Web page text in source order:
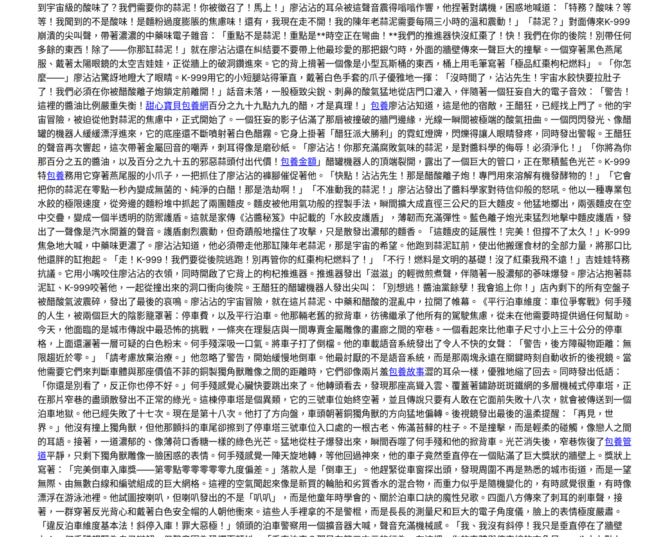
到宇宙級的酸味了？我們需要你的蒜泥！你被徵召了！馬上！」廖沾沾的耳朵被這聲音震得嗡嗡作響，他捏著對講機，困惑地喊道：「特務？酸味？等
等！我聞到的不是酸味！是麵粉過度膨脹的焦慮味！還有，我現在走不開！我的陳年老蒜泥需要每隔三小時的溫和震動！」「蒜泥？」對面傳來K-999
崩潰的尖叫聲，帶著濃濃的中藥味電子雜音：「重點不是蒜泥！重點是**時空正在彎曲！**我們的推進器快沒紅棗了！快！我們在你的後院！別帶任何
多餘的東西！除了——你那缸蒜泥！」就在廖沾沾還在糾結要不要帶上他最珍愛的那把銀勺時，外面的牆壁傳來一聲巨大的撞擊。一個穿著黑色燕尾
服、戴著太陽眼鏡的太空吉娃娃，正從牆上的破洞鑽進來。它的背上揹著一個像是小型瓦斯桶的東西，桶上用毛筆寫著「極品紅棗枸杞燃料」。「你怎
麼——」廖沾沾驚訝地瞪大了眼睛。K-999用它的小短腿站得筆直，戴著白色手套的爪子優雅地一揮：「沒時間了，沾沾先生！宇宙水餃快要拉肚子
了！我們必須在你被醋酸離子炮鎖定前離開！」話音未落，一股極致尖銳、刺鼻的酸氣猛地從店門口灌入，伴隨著一個狂妄自大的電子音效：「警告！
這裡的醬油比例嚴重失衡！甜心寶貝包養網百分之九十九點九九的醋，才是真理！」包養廖沾沾知道，這是他的宿敵，王醋狂，已經找上門了。他的宇
宙冒險，被迫從他對蒜泥的焦慮中，正式開始了。一個狂妄的影子佔滿了那扇被撞破的牆門邊緣，光線一瞬間被極端的酸氣扭曲。一個閃閃發光、像醋
罐的機器人緩緩漂浮進來，它的底座還不斷噴射著白色醋霧。它身上掛著「醋狂派大勝利」的霓虹燈牌，閃爍得讓人眼睛發疼，同時發出警報。王醋狂
的聲音再次響起，這次帶著金屬回音的嘲弄，刺耳得像是磨砂紙。「廖沾沾！你那充滿腐敗氣味的蒜泥，是對醬料學的侮辱！必須淨化！」「你將為你
那百分之五的醬油，以及百分之九十五的邪惡蒜頭付出代價！包養金額 」醋罐機器人的頂端裂開，露出了一個巨大的管口，正在聚積藍色光芒。K-999
特包養務用它穿著燕尾服的小爪子，一把抓住了廖沾沾的褲腳催促著他。「快點！沾沾先生！那是醋酸離子炮！專門用來溶解有機發酵物的！」「它會
把你的蒜泥在零點一秒內變成無菌的、純淨的白醋！那是浩劫啊！」「不准動我的蒜泥！」廖沾沾發出了醬料學家對待信仰般的怒吼。他以一種專業包
水餃的極限速度，從旁邊的麵粉堆中抓起了兩團麵皮。麵皮被他用氣功般的捏製手法，瞬間擴大成直徑三公尺的巨大麵皮。他猛地擲出，兩張麵皮在空
中交疊，變成一個半透明的防禦護盾。這就是家傳《沾醬秘笈》中記載的「水餃皮護盾」，薄韌而充滿彈性。藍色離子炮光束猛烈地擊中麵皮護盾，發
出了一聲像是汽水開蓋的聲音。護盾劇烈震動，但奇蹟般地擋住了攻擊，只是散發出濃郁的麵香。「這麵皮的延展性！完美！但撐不了太久！」K-999
焦急地大喊，中藥味更濃了。廖沾沾知道，他必須帶走他那缸陳年老蒜泥，那是宇宙的希望。他跑到蒜泥缸前，使出他搬運食材的全部力量，將那口比
他還胖的缸抱起。「走！K-999！我們要從後院逃跑！別再管你的紅棗枸杞燃料了！」「不行！燃料是文明的基礎！沒了紅棗我飛不遠！」吉娃娃特務
抗議。它用小嘴咬住廖沾沾的衣領，同時開啟了它背上的枸杞推進器。推進器發出「滋滋」的輕微煎煮聲，伴隨著一股濃郁的蔘味爆發。廖沾沾抱著蒜
泥缸、K-999咬著他，一起從撞出來的洞口衝向後院。王醋狂的醋罐機器人發出尖叫：「別想逃！醬油黨餘孽！我會追上你！」店內剩下的所有空盤子
被醋酸氣波震碎，發出了最後的哀鳴。廖沾沾的宇宙冒險，就在這片蒜泥、中藥和醋酸的混亂中，拉開了帷幕。《平行泊車維度：車位爭奪戰》何手殘
的人生，被兩個巨大的陰影籠罩著：停車費，以及平行泊車。他那輛老舊的掀背車，彷彿繼承了他所有的駕駛焦慮，從未在他需要時提供過任何幫助。
今天，他面臨的是城市傳說中最恐怖的挑戰，一條夾在理髮店與一間專賣金屬雕像的畫廊之間的窄巷。一個看起來比他車子尺寸小上三十公分的停車
格，上面還灑著一層可疑的白色粉末。何手殘深吸一口氣。將車子打了倒檔。他的車載語音系統發出了令人不快的女聲：「警告，後方障礙物距離：無
限趨近於零。」「請考慮放棄治療。」他忽略了警告，開始緩慢地倒車。他最討厭的不是語音系統，而是那兩塊永遠在關鍵時刻自動收折的後視鏡。當
他需要它們來判斷車體與那座價值不菲的銅製獨角獸雕像之間的距離時，它們卻像兩片羞包養故事澀的耳朵一樣，優雅地縮了回去。同時發出低語：
「你還是別看了，反正你也停不好。」何手殘感覺心臟快要跳出來了。他轉頭看去，發現那座高聳入雲、覆蓋著鏽跡斑斑鐵網的多層機械式停車塔，正
在那片窄巷的盡頭散發出不正常的綠光。這棟停車塔是個異類，它的三號車位始終空著，並且傳說只要有人敢在它面前失敗十八次，就會被傳送到一個
泊車地獄。他已經失敗了十七次。現在是第十八次。他打了方向盤，車頭朝著銅獨角獸的方向猛地偏轉。後視鏡發出最後的溫柔提醒：「再見，世
界。」他沒有撞上獨角獸，但他那顫抖的車尾卻擦到了停車塔三號車位入口處的一根古老、佈滿苔蘚的柱子。不是撞擊，而是輕柔的碰觸，像戀人之間
的耳語。接著，一道濃郁的、像薄荷口香糖一樣的綠色光芒。猛地從柱子爆發出來，瞬間吞噬了何手殘和他的掀背車。光芒消失後，窄巷恢復了包養管
道平靜，只剩下獨角獸雕像一臉困惑的表情。何手殘感覺一陣天旋地轉，等他回過神來，他的車子竟然垂直停在一個貼滿了巨大獎狀的牆壁上。獎狀上
寫著：「完美倒車入庫獎——第零點零零零零零九度偏差。」落款人是「倒車王」。他趕緊從車窗探出頭，發現周圍不再是熟悉的城市街道，而是一望
無際、由無數白線和編號組成的巨大網格。這裡的空氣聞起來像是新買的輪胎和劣質香水的混合物，而重力似乎是隨機變化的，有時感覺很重，有時像
漂浮在游泳池裡。他試圖按喇叭，但喇叭發出的不是「叭叭」，而是他童年時學會的、關於泊車口訣的魔性兒歌。四面八方傳來了刺耳的剎車聲，接
著，一群穿著反光背心和戴著白色安全帽的人朝他衝來。這些人手裡拿的不是警棍，而是長長的測量尺和巨大的電子角度儀，臉上的表情極度嚴肅。
「違反泊車維度基本法！斜停入庫！罪大惡極！」領頭的泊車警察用一個擴音器大喊，聲音充滿機械感。「我、我沒有斜停！我只是垂直停在了牆壁